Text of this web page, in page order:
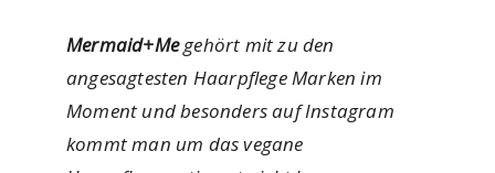
Mermaid+Megehört mit zu den
angesagtesten Haarpflege Marken im
Moment und besonders auf Instagram
kommt man um das vegane